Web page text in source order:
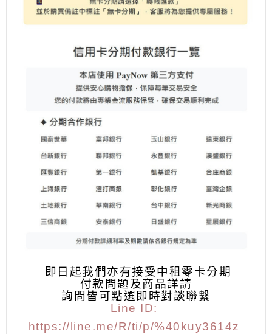
即日起我們亦有接受中租零卡分期
付款問題及商品詳請
詢問皆可點選即時對談聯繫
Line ID:
https://line.me/R/ti/p/%40kuy3614z